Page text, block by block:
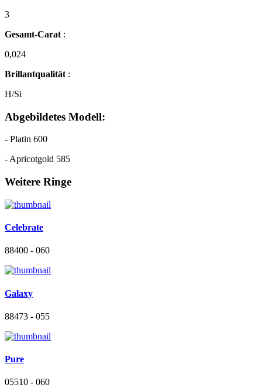
3
Gesamt-Carat :
0,024
Brillantqualität :
H/Si
Abgebildetes Modell:
- Platin 600
- Apricotgold 585
Weitere Ringe
Celebrate
88400 - 060
Galaxy
88473 - 055
Pure
05510 - 060